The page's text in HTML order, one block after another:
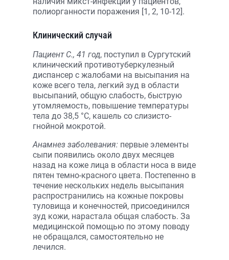
полиорганности поражения [1, 2, 10-12].
Клинический случай
Пациент С., 41 год, поступил в Сургутский
клинический противотуберкулезный
диспансер с жалобами на высыпания на
коже всего тела, легкий зуд в области
высыпаний, общую слабость, быструю
утомляемость, повышение температуры
тела до 38,5 °С, кашель со слизисто-
гнойной мокротой.
Анамнез заболевания: первые элементы
сыпи появились около двух месяцев
назад на коже лица в области носа в виде
пятен темно-красного цвета. Постепенно в
течение нескольких недель высыпания
распространились на кожные покровы
туловища и конечностей, присоединился
зуд кожи, нарастала общая слабость. За
медицинской помощью по этому поводу
не обращался, самостоятельно не
лечился.